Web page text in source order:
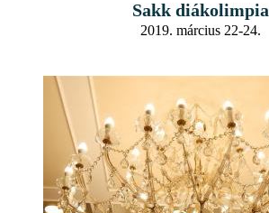
Sakk diákolimpia
2019. március 22-24.